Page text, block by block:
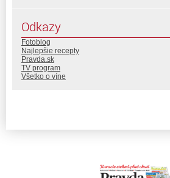
Odkazy
Fotoblog
Najlepšie recepty
Pravda.sk
TV program
Všetko o víne